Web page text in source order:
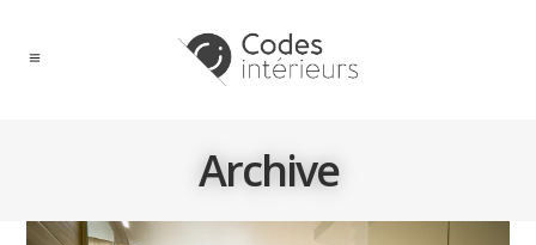
Archive